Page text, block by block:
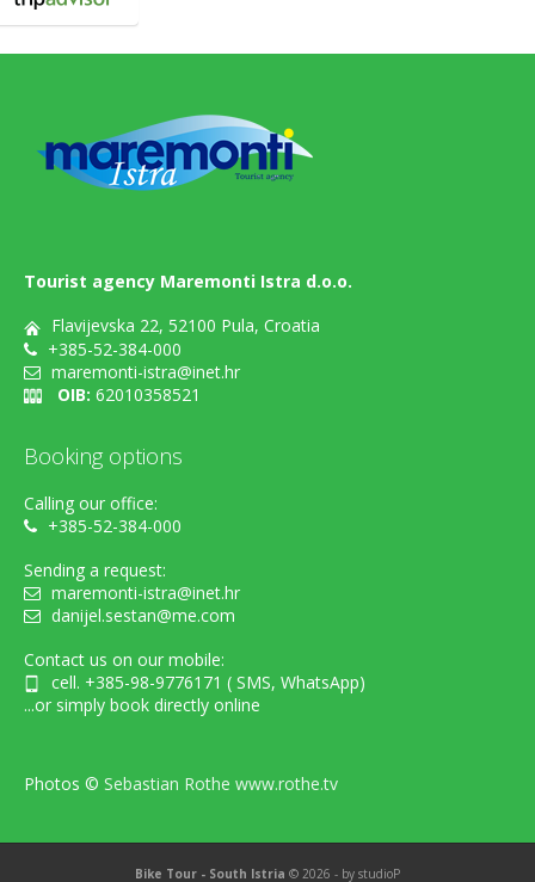
Tourist agency Maremonti Istra d.o.o.
Flavijevska 22, 52100 Pula, Croatia
+385-52-384-000
maremonti-istra@inet.hr
OIB: 62010358521
Booking options
Calling our office:
+385-52-384-000
Sending a request:
maremonti-istra@inet.hr
danijel.sestan@me.com
Contact us on our mobile:
cell. +385-98-9776171 ( SMS, WhatsApp)
...or simply book directly online
Photos © Sebastian Rothe www.rothe.tv
Bike Tour - South Istria © 2026 - by studioP